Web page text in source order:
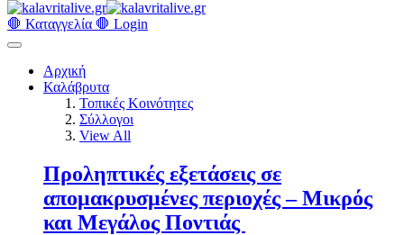
🛑 Καταγγελία 🛑 Login
Αρχική
Καλάβρυτα
Τοπικές Κοινότητες
Σύλλογοι
View All
Προληπτικές εξετάσεις σε
απομακρυσμένες περιοχές – Μικρός
και Μεγάλος Ποντιάς